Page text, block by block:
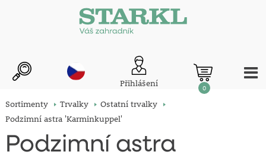
Přihlášení 0
Sortimenty Trvalky
Ostatní trvalky
Podzimní astra 'Karminkuppel'
Podzimní astra